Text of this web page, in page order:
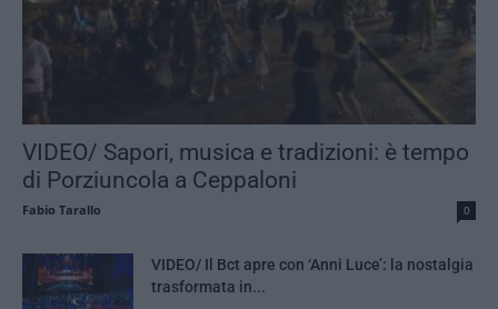
VIDEO/ Sapori, musica e tradizioni: è tempo
di Porziuncola a Ceppaloni
Fabio Tarallo 0
VIDEO/ Il Bct apre con ‘Anni Luce’: la nostalgia
trasformata in...